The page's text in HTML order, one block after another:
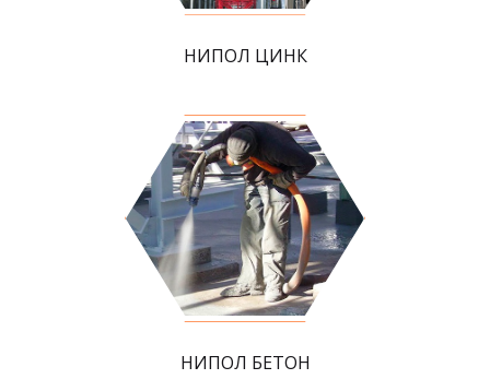
НИПОЛ ЦИНК
НИПОЛ БЕТОН